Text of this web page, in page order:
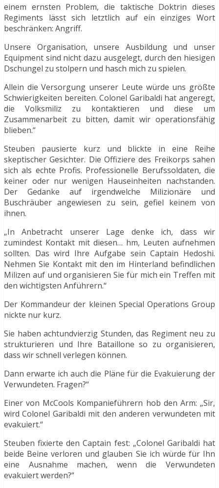
einem ernsten Problem, die taktische Doktrin dieses
Regiments lässt sich letztlich auf ein einziges Wort
beschränken: Angriff.
Unsere Organisation, unsere Ausbildung und unser
Equipment sind nicht dazu ausgelegt, durch den hiesigen
Dschungel zu stolpern und hasch mich zu spielen.
Allein die Versorgung unserer Leute würde uns größte
Schwierigkeiten bereiten. Colonel Garibaldi hat angeregt,
die Volksmiliz zu kontaktieren und diese um
Zusammenarbeit zu bitten, damit wir operationsfähig
blieben.“
Steuben pausierte kurz und blickte in eine Reihe
skeptischer Gesichter. Die Offiziere des Freikorps sahen
sich als echte Profis. Professionelle Berufssoldaten, die
keiner oder nur wenigen Hauseinheiten nachstanden.
Der Gedanke auf irgendwelche Milizionäre und
Buschräuber angewiesen zu sein, gefiel keinem von
ihnen.
„In Anbetracht unserer Lage denke ich, dass wir
zumindest Kontakt mit diesen… hm, Leuten aufnehmen
sollten. Das wird Ihre Aufgabe sein Captain Hedoshi.
Nehmen Sie Kontakt mit den im Hinterland befindlichen
Milizen auf und organisieren Sie für mich ein Treffen mit
den wichtigsten Anführern.“
Der Kommandeur der kleinen Special Operations Group
nickte nur kurz.
Sie haben achtundvierzig Stunden, das Regiment neu zu
strukturieren und Ihre Bataillone so zu organisieren,
dass wir schnell verlegen können.
Dann erwarte ich auch die Pläne für die Evakuierung der
Verwundeten. Fragen?“
Einer von McCools Kompanieführern hob den Arm: „Sir,
wird Colonel Garibaldi mit den anderen verwundeten mit
evakuiert.“
Steuben fixierte den Captain fest: „Colonel Garibaldi hat
beide Beine verloren und glauben Sie ich würde für Ihn
eine Ausnahme machen, wenn die Verwundeten
evakuiert werden?“